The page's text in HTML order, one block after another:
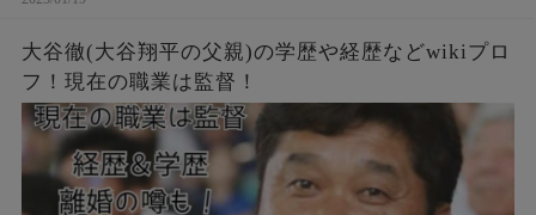
大谷徹(大谷翔平の父親)の学歴や経歴などwikiプロ
フ！現在の職業は監督！